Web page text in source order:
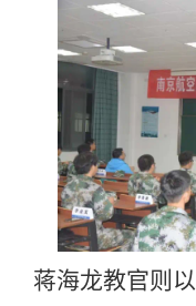
蒋海龙教官则以